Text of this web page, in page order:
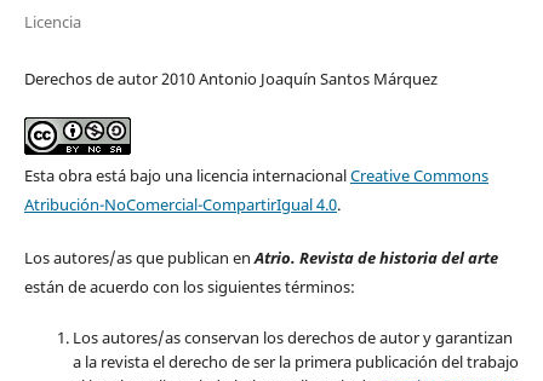
Licencia
Derechos de autor 2010 Antonio Joaquín Santos Márquez
Esta obra está bajo una licencia internacionalCreative Commons
Atribución-NoComercial-CompartirIgual 4.0.
Los autores/as que publican enAtrio. Revista de historia del arte
están de acuerdo con los siguientes términos:
Los autores/as conservan los derechos de autor y garantizan
a la revista el derecho de ser la primera publicación del trabajo